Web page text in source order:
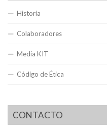
Historia
Colaboradores
Media KIT
Código de Ética
CONTACTO